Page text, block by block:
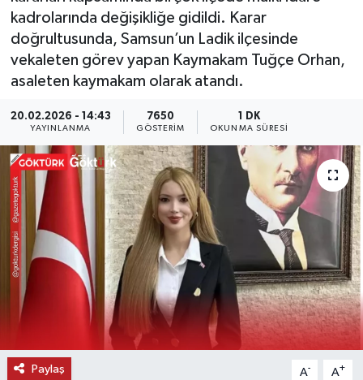
kadrolarında değişikliğe gidildi. Karar
doğrultusunda, Samsun’un Ladik ilçesinde
vekaleten görev yapan Kaymakam Tuğçe Orhan,
asaleten kaymakam olarak atandı.
20.02.2026 - 14:43
YAYINLANMA
7650
GÖSTERIM
1 DK
OKUNMA SÜRESI
Paylaş A- A+
KEMERBURGAZ
KÜLTÜR - SANAT
MAGAZİN
ÖZEL HABER
SAĞLIK
SPOR
TEKNOLOJİ
TİCARET
YAŞAM